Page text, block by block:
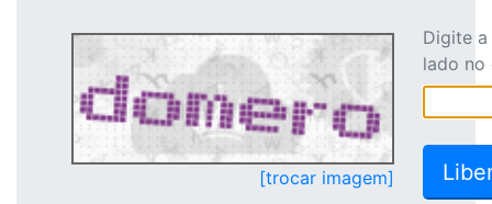
[trocar imagem]
Digite
lado no